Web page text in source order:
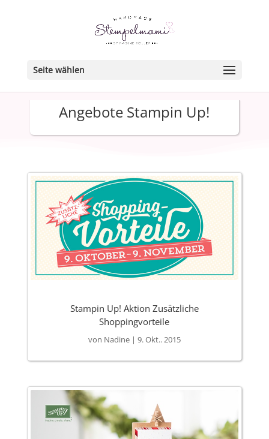
Seite wählen
Angebote Stampin Up!
Stampin Up! Aktion Zusätzliche
Shoppingvorteile
von Nadine| 9. Okt.. 2015